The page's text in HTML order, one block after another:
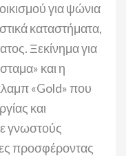
για ψώνια
καταστήματα,
Ξεκίνημα για
και η
«Gold» που
και
γνωστούς
προσφέροντας